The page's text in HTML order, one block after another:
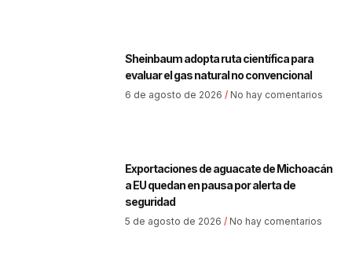
Sheinbaum adopta ruta científica para
evaluar el gas natural no convencional
6 de agosto de 2026 No hay comentarios
Exportaciones de aguacate de Michoacán
a EU quedan en pausa por alerta de
seguridad
5 de agosto de 2026 No hay comentarios